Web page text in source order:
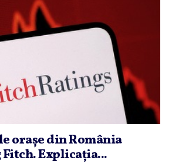
oraşe din România
Explicaţia...